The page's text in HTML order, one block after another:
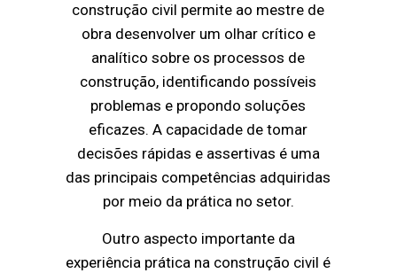
construção civil permite ao mestre de
obra desenvolver um olhar crítico e
analítico sobre os processos de
construção, identificando possíveis
problemas e propondo soluções
eficazes. A capacidade de tomar
decisões rápidas e assertivas é uma
das principais competências adquiridas
por meio da prática no setor.
Outro aspecto importante da
experiência prática na construção civil é